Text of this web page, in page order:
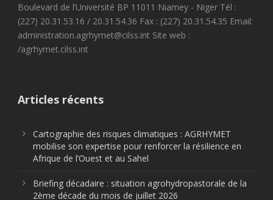
Boulevard de l’Université BP 11011 Niamey - Niger Tél :
(227) 20.31.53.16 / 20.31.54.36 Fax : (227) 20.31.54.35 Email:
administration.agrhymet@cilss.int Site web :
/agrhymet.cilss.int
Articles récents
Cartographie des risques climatiques : AGRHYMET
mobilise son expertise pour renforcer la résilience en
Afrique de l’Ouest et au Sahel
Briefing décadaire : situation agrohydropastorale de la
2ème décade du mois de juillet 2026